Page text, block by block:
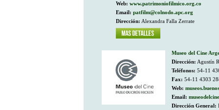
Web: www.patrimoniofilmico.org.co
Email: patfilm@colnodo.apc.org
Dirección: Alexandra Falla Zerrate
Museo del Cine
Dirección: Agustín
Teléfonos: 54-11
Fax: 54-11 4303
Web:
Email:
Dirección General: